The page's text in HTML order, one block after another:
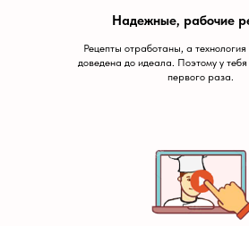
Рецепты отработаны, а технология
доведена до идеала. Поэтому у тебя
первого раза.
Надежные, рабочие